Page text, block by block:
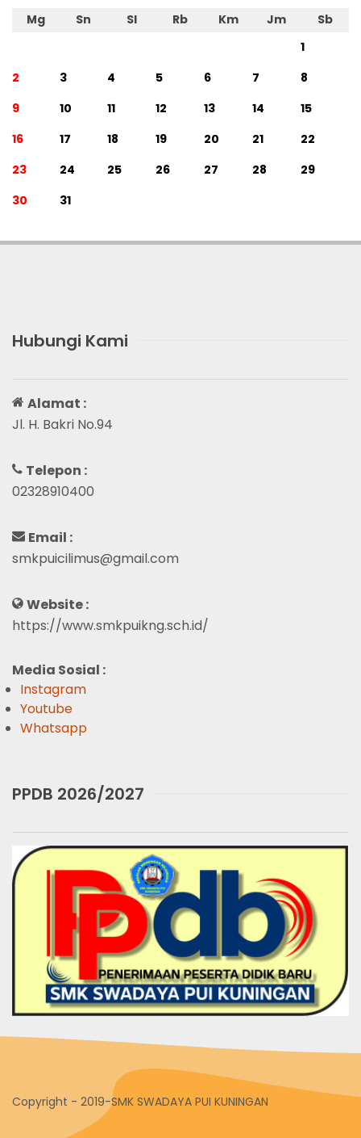
Mg Sn Sl Rb Km Jm
Sb
1
2
3 4 5 6 7
8
9
10 11 12 13 14
15
16
17 18 19 20 21
22
23
24 25 26 27 28
29
30
31
Hubungi Kami
Alamat :
Jl. H. Bakri No.94
Telepon :
02328910400
Email :
smkpuicilimus@gmail.com
Website :
https://www.smkpuikng.sch.id/
Media Sosial :
Instagram
Youtube
Whatsapp
PPDB 2026/2027
Copyright - 2019-SMK SWADAYA PUI KUNINGAN